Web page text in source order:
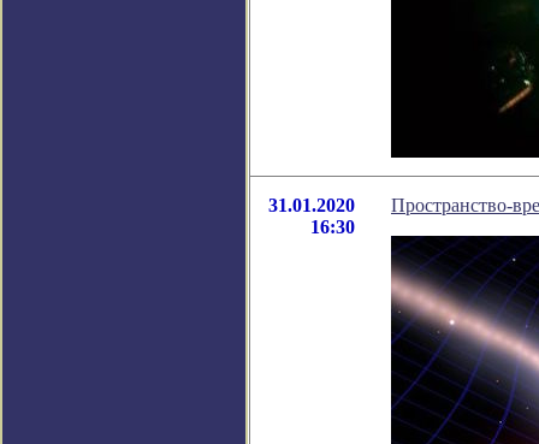
31.01.2020
16:30
Пространство-